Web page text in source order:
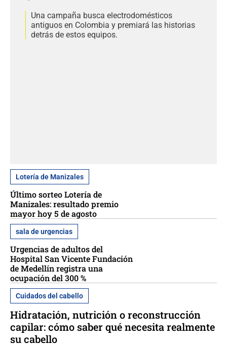
Una campaña busca electrodomésticos
antiguos en Colombia y premiará las historias
detrás de estos equipos.
Lotería de Manizales
Último sorteo Lotería de
Manizales: resultado premio
mayor hoy 5 de agosto
sala de urgencias
Urgencias de adultos del
Hospital San Vicente Fundación
de Medellín registra una
ocupación del 300 %
Cuidados del cabello
Hidratación, nutrición o reconstrucción
capilar: cómo saber qué necesita realmente
su cabello